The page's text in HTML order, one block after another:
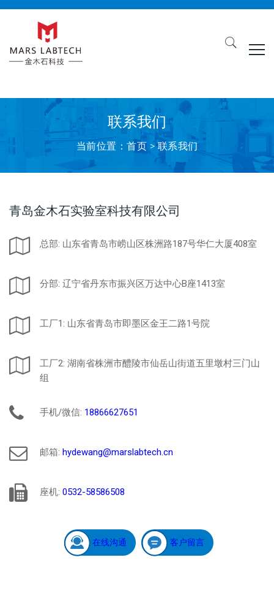
联系我们
当前位置： 首页 >联系我们
青岛金木石实验室科技有限公司
总部: 山东省青岛市崂山区株洲路187号华仁大厦408室
分部: 辽宁省丹东市振兴区万达中心B座1413室
工厂1: 山东省青岛市即墨区金王二路1号院
工厂2: 湖南省株洲市醴陵市仙岳山街道五里墩村三门山
组
手机/微信: 18866627651
邮箱: hydewang@marslabtech.cn
座机: 0532-58586508
在线沟通 客户留言